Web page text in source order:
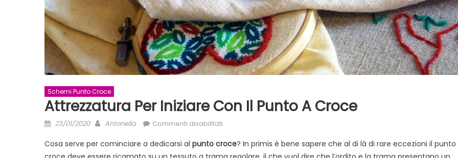
Schemi Punto Croce
Attrezzatura Per Iniziare Con Il Punto A Croce
Posted
23/01/2020 Author
Antonella Commenti disabilitati
per
Cosa serve per cominciare a dedicarsi al punto croce? In primis è bene sapere che al di là di rare eccezioni il punto